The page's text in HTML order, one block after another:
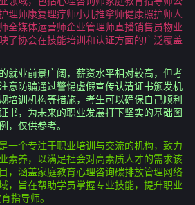
理师康复理疗师小儿推拿师健康照护师人
全媒体运营师企业管理师直播销售员物业
了协会在技能培训和认证方面的广泛覆盖
就业前景广阔，薪资水平相对较高，但考
意防骗通过警惕虚假宣传认清证书颁发机
培训机构等措施，考生可以确保自己顺利
书，为未来的职业发展打下坚实的基础图
，仅供参考。
一个专注于职业培训与交流的机构，致力
素养，以满足社会对高素质人才的需求该
，涵盖家庭教育心理咨询碳排放管理网络
，旨在帮助学员掌握专业技能，提升职业
指导师。